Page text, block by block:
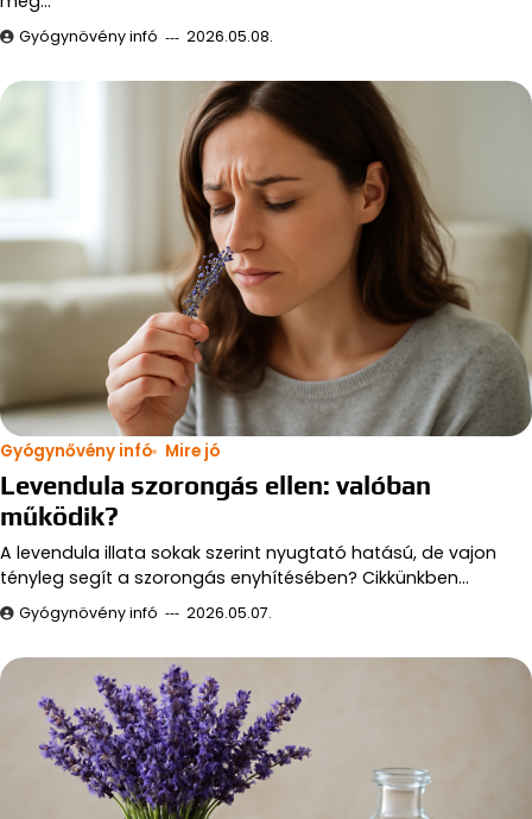
Gyógynövény infó 2026.05.08.
Gyógynővény infó Mire jó
Levendula szorongás ellen: valóban
működik?
A levendula illata sokak szerint nyugtató hatású, de vajon
tényleg segít a szorongás enyhítésében? Cikkünkben…
Gyógynövény infó 2026.05.07.